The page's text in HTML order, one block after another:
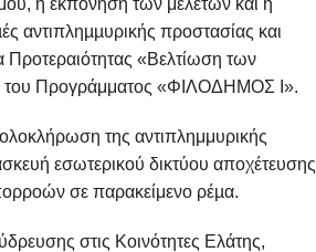
η εκπόνηση των μελετών και η
αντιπληµµυρικής προστασίας και
«Βελτίωση των
του Προγράμματος «ΦΙΛΟΔΗΜΟΣ Ι».
της αντιπλημμυρικής
εσωτερικού δικτύου αποχέτευσης
σε παρακείμενο ρέµα.
στις Κοινότητες Ελάτης,